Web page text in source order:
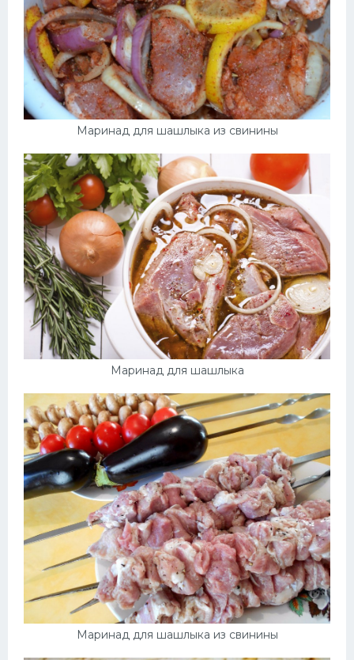
Маринад для шашлыка из свинины
Маринад для шашлыка
Маринад для шашлыка из свинины